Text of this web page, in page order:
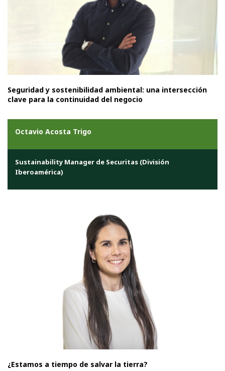
Seguridad y sostenibilidad ambiental: una intersección
clave para la continuidad del negocio
Octavio Acosta Trigo
Sustainability Manager de Securitas (División
Iberoamérica)
¿Estamos a tiempo de salvar la tierra?